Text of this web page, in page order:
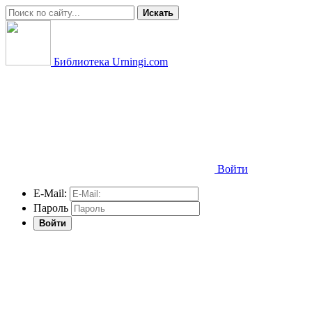
Искать
Библиотека Urningi.com
Войти
E-Mail:
Пароль
Войти